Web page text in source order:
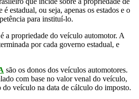
estadual, ou seja, apenas os estados e o
para instituí-lo.
é a propriedade do veículo automotor. A
por cada governo estadual, e
são os donos dos veículos automotores.
com base no valor venal do veículo,
do veículo na data de cálculo do imposto.